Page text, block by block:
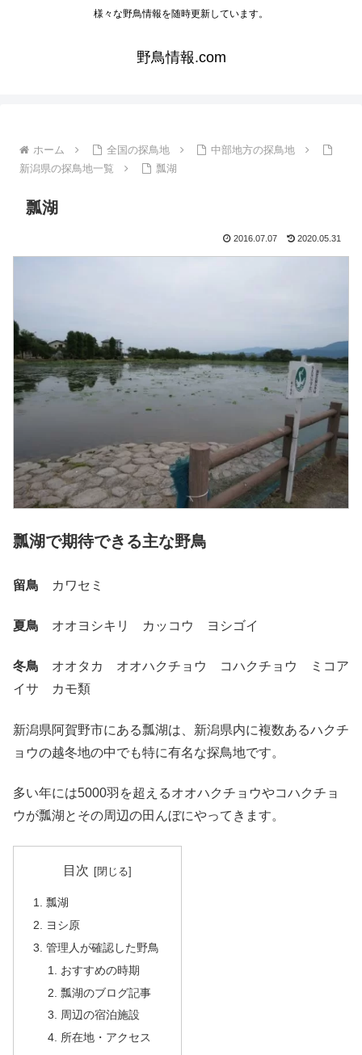
様々な野鳥情報を随時更新しています。
野鳥情報.com
ホーム 全国の探鳥地
中部地方の探鳥地
新潟県の探鳥地一覧
瓢湖
瓢湖
2016.07.07 2020.05.31
瓢湖で期待できる主な野鳥
留鳥 カワセミ
夏鳥 オオヨシキリ カッコウ ヨシゴイ
冬鳥 オオタカ オオハクチョウ コハクチョウ ミコア
イサ カモ類
新潟県阿賀野市にある瓢湖は、新潟県内に複数あるハクチ
ョウの越冬地の中でも特に有名な探鳥地です。
多い年には5000羽を超えるオオハクチョウやコハクチョ
ウが瓢湖とその周辺の田んぼにやってきます。
目次
瓢湖
ヨシ原
管理人が確認した野鳥
おすすめの時期
瓢湖のブログ記事
周辺の宿泊施設
所在地・アクセス